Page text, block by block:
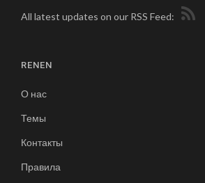
All latest updates on our RSS Feed:
RENEN
О нас
Темы
Контакты
Правила